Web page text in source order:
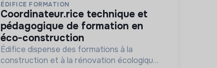
ÉDIFICE FORMATION
coordinateur.rice technique et
pédagogique de formation en
éco-construction
Édifice dispense des formations à la
construction et à la rénovation écologiques